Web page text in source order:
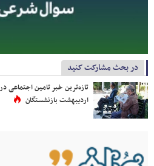
در بحث مشارکت کنید
تازه‌ترین خبر تامین اجتماعی
اردیبهشت بازنشستگان